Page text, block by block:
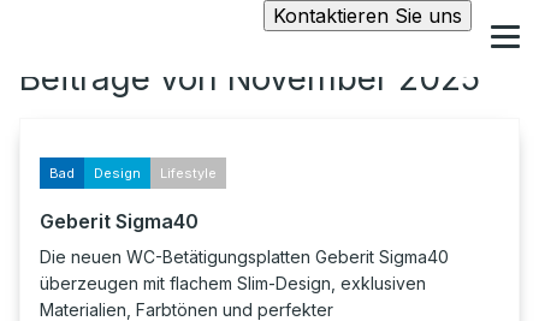
Kontaktieren Sie uns
Beiträge von November 2025
Bad Design Lifestyle
Geberit Sigma40
Die neuen WC-Betätigungsplatten Geberit Sigma40
überzeugen mit flachem Slim-Design, exklusiven
Materialien, Farbtönen und perfekter